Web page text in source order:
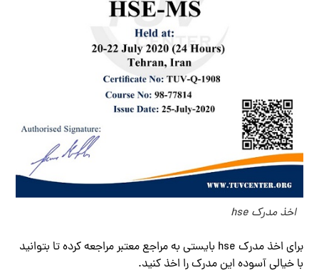
اخذ مدرک hse
برای اخذ مدرک hse بایستی به مراجع معتبر مراجعه کرده تا بتوانید
با خیالی آسوده این مدرک را اخذ کنید.